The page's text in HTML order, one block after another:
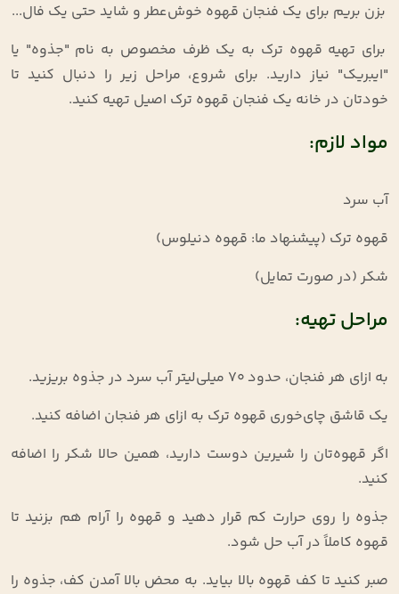
بزن بریم برای یک فنجان قهوه خوش‌عطر و شاید حتی یک فال...
برای تهیه قهوه ترک به یک ظرف مخصوص به نام "جذوه" یا
"ایبریک" نیاز دارید. برای شروع، مراحل زیر را دنبال کنید تا
خودتان در خانه یک فنجان قهوه ترک اصیل تهیه کنید.
مواد لازم:
آب سرد
قهوه ترک (پیشنهاد ما: قهوه دنیلوس)
شکر (در صورت تمایل)
مراحل تهیه:
به ازای هر فنجان، حدود 70 میلی‌لیتر آب سرد در جذوه بریزید.
یک قاشق چای‌خوری قهوه ترک به ازای هر فنجان اضافه کنید.
اگر قهوه‌تان را شیرین دوست دارید، همین حالا شکر را اضافه
کنید.
جذوه را روی حرارت کم قرار دهید و قهوه را آرام هم بزنید تا
قهوه کاملاً در آب حل شود.
صبر کنید تا کف قهوه بالا بیاید. به محض بالا آمدن کف، جذوه را